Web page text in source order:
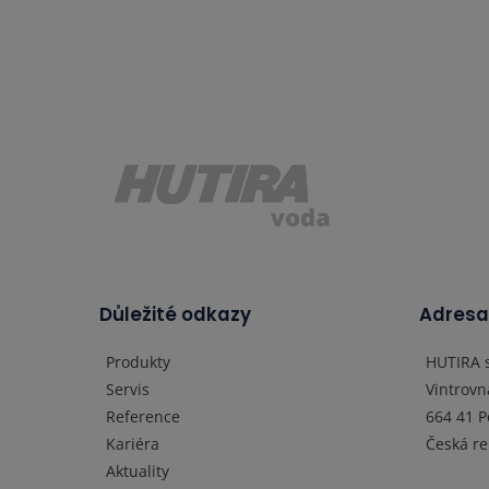
Důležité odkazy
Produkty
Servis
Reference
Kariéra
Aktuality
Adresa
HUTIRA
664 41
Česká